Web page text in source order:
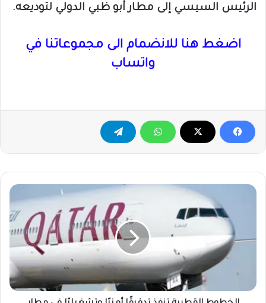
الرئيس السيسي إلى مطار أبو ظبي الدولي لتوديعه.
اضغط هنا للانضمام الى مجموعاتنا في
واتساب
الخطوط
أمنيًا
وتشغيليًا
بورتسودان